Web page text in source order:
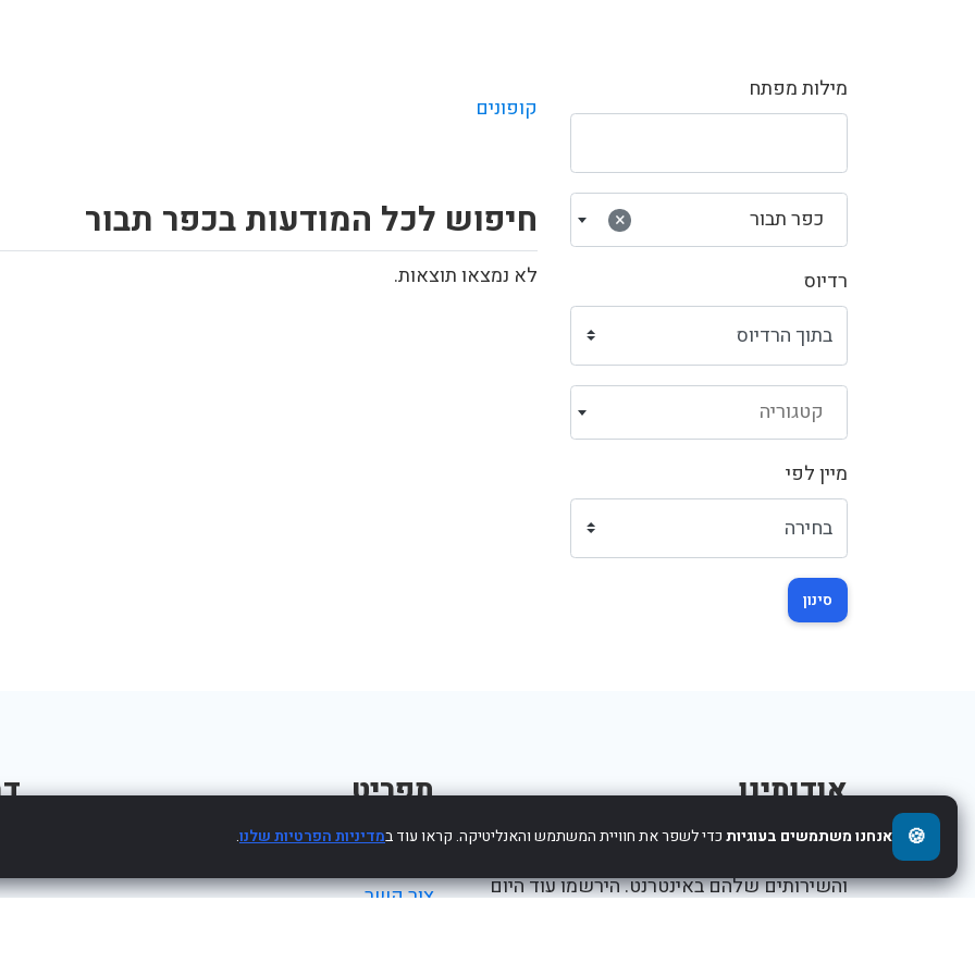
מילות מפתח
× כפר תבור
רדיוס
קטגוריה
מיין לפי
סינון
קופונים
חיפוש לכל המודעות בכפר תבור
לא נמצאו תוצאות.
אודותינו
והשירותים שלהם באינטרנט. הירשמו עוד היום
תפריט
צור קשר
🍪 אנחנו משתמשים בעוגיותכדי לשפר את חוויית המשתמש והאנליטיקה. קראו עוד במדיניות הפרטיות שלנו.